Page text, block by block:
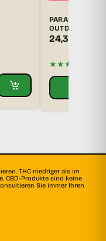
OUTDOOR-
24,30
★★★★★
THC niedriger als im
CBD-Produkte sind keine
Sie immer Ihren